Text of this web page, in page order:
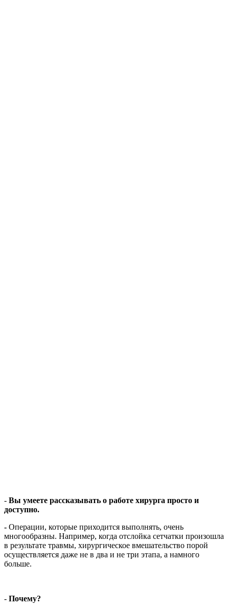
- Вы умеете рассказывать о работе хирурга просто и
доступно.
- Операции, которые приходится выполнять, очень
многообразны. Например, когда отслойка сетчатки произошла
в результате травмы, хирургическое вмешательство порой
осуществляется даже не в два и не три этапа, а намного
больше.
- Почему?